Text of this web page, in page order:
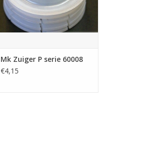
Mk Zuiger P serie 60008
€4,15